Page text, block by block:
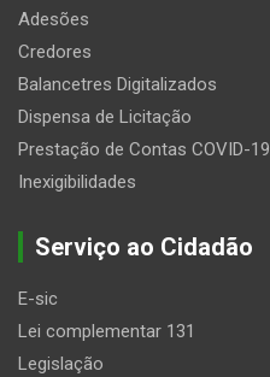
Adesões
Credores
Balancetres Digitalizados
Dispensa de Licitação
Prestação de Contas COVID-19
Inexigibilidades
Serviço ao Cidadão
E-sic
Lei complementar 131
Legislação